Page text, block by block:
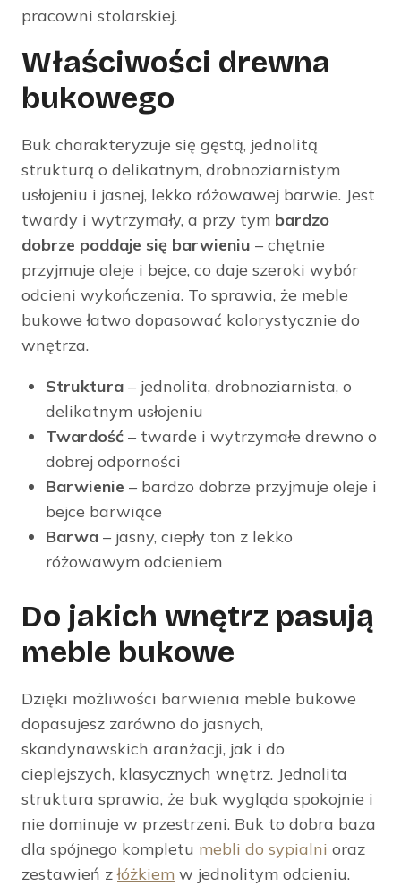
pracowni stolarskiej.
Właściwości drewna
bukowego
Buk charakteryzuje się gęstą, jednolitą
strukturą o delikatnym, drobnoziarnistym
usłojeniu i jasnej, lekko różowawej barwie. Jest
twardy i wytrzymały, a przy tym bardzo
dobrze poddaje się barwieniu – chętnie
przyjmuje oleje i bejce, co daje szeroki wybór
odcieni wykończenia. To sprawia, że meble
bukowe łatwo dopasować kolorystycznie do
wnętrza.
Struktura – jednolita, drobnoziarnista, o
delikatnym usłojeniu
Twardość – twarde i wytrzymałe drewno o
dobrej odporności
Barwienie – bardzo dobrze przyjmuje oleje i
bejce barwiące
Barwa – jasny, ciepły ton z lekko
różowawym odcieniem
Do jakich wnętrz pasują
meble bukowe
Dzięki możliwości barwienia meble bukowe
dopasujesz zarówno do jasnych,
skandynawskich aranżacji, jak i do
cieplejszych, klasycznych wnętrz. Jednolita
struktura sprawia, że buk wygląda spokojnie i
nie dominuje w przestrzeni. Buk to dobra baza
dla spójnego kompletu mebli do sypialni oraz
zestawień złóżkiem w jednolitym odcieniu.